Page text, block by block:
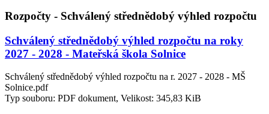
Rozpočty - Schválený střednědobý výhled rozpočtu
Schválený střednědobý výhled rozpočtu na roky
2027 - 2028 - Mateřská škola Solnice
Schválený střednědobý výhled rozpočtu na r. 2027 - 2028 - MŠ
Solnice.pdf
Typ souboru: PDF dokument, Velikost: 345,83 KiB